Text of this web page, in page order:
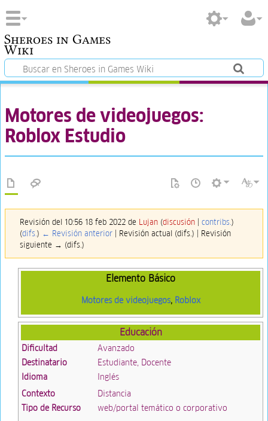
Sheroes in Games
Wiki
Motores de videojuegos:
Roblox Estudio
Revisión del 10:56 18 feb 2022 de Lujan (discusión| contribs.)
(difs.) ← Revisión anterior| Revisión actual (difs.) | Revisión
siguiente → (difs.)
Elemento Básico
Motores de videojuegos, Roblox
Educación
Dificultad
Avanzado
Destinatario
Estudiante, Docente
Idioma
Inglés
Contexto
Distancia
Tipo de Recurso
web/portal temático o corporativo